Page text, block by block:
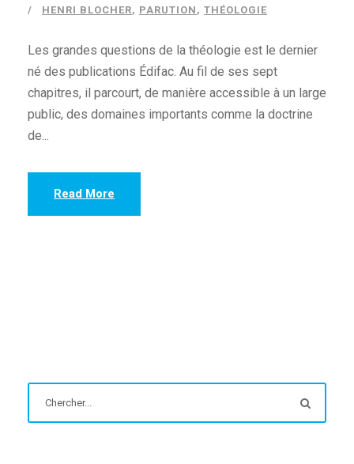
HENRI BLOCHER, PARUTION , THÉOLOGIE
Les grandes questions de la théologie est le dernier
né des publications Édifac. Au fil de ses sept
chapitres, il parcourt, de manière accessible à un large
public, des domaines importants comme la doctrine
de...
Read More